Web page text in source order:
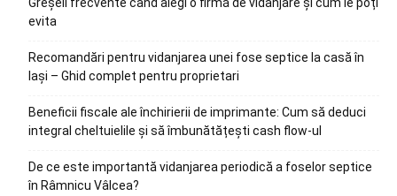
Greșeli frecvente când alegi o firmă de vidanjare și cum le poți
evita
Recomandări pentru vidanjarea unei fose septice la casă în
Iași – Ghid complet pentru proprietari
Beneficii fiscale ale închirierii de imprimante: Cum să deduci
integral cheltuielile și să îmbunătățești cash flow-ul
De ce este importantă vidanjarea periodică a foselor septice
în Râmnicu Vâlcea?